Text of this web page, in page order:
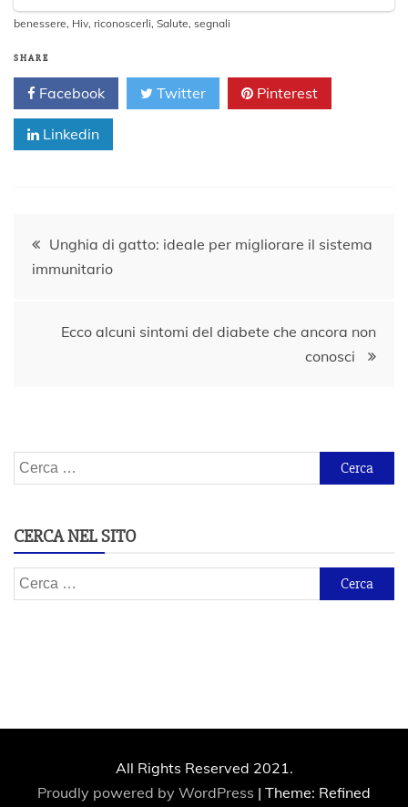
benessere, Hiv, riconoscerli, Salute, segnali
SHARE
Facebook Twitter Pinterest
Linkedin
Navigazione
Unghia di gatto: ideale per migliorare il sistema
immunitario
Ecco alcuni sintomi del diabete che ancora non
conosci
Ricerca
per:
CERCA NEL SITO
Ricerca
per:
All Rights Reserved 2021.
Proudly powered by WordPress | Theme: Refined